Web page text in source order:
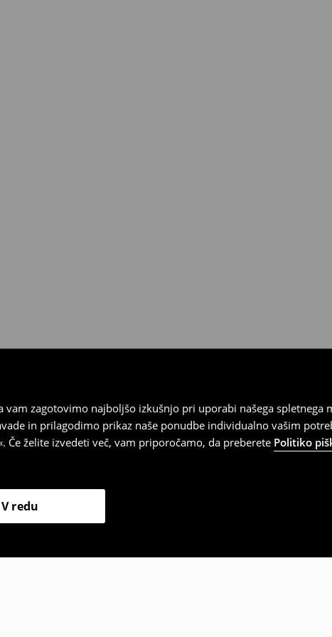
zagotovimo najboljšo izkušnjo pri uporabi našega
in prilagodimo prikaz naše ponudbe individualno vašim
želite izvedeti več, vam priporočamo, da preberete Politiko
V redu